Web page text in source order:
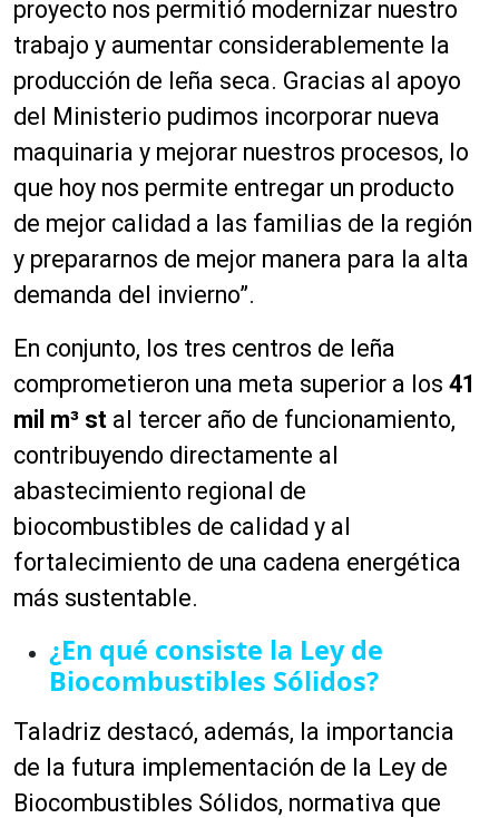
proyecto nos permitió modernizar nuestro
trabajo y aumentar considerablemente la
producción de leña seca. Gracias al apoyo
del Ministerio pudimos incorporar nueva
maquinaria y mejorar nuestros procesos, lo
que hoy nos permite entregar un producto
de mejor calidad a las familias de la región
y prepararnos de mejor manera para la alta
demanda del invierno”.
En conjunto, los tres centros de leña
comprometieron una meta superior a los 41
mil m³ st al tercer año de funcionamiento,
contribuyendo directamente al
abastecimiento regional de
biocombustibles de calidad y al
fortalecimiento de una cadena energética
más sustentable.
¿En qué consiste la Ley de
Biocombustibles Sólidos?
Taladriz destacó, además, la importancia
de la futura implementación de la Ley de
Biocombustibles Sólidos, normativa que